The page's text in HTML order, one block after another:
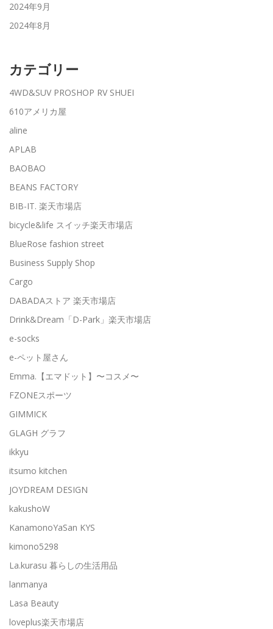
2024年9月
2024年8月
カテゴリー
4WD&SUV PROSHOP RV SHUEI
610アメリカ屋
aline
APLAB
BAOBAO
BEANS FACTORY
BIB-IT. 楽天市場店
bicycle&life スイッチ楽天市場店
BlueRose fashion street
Business Supply Shop
Cargo
DABADAストア 楽天市場店
Drink&Dream「D-Park」楽天市場店
e-socks
e-ペット屋さん
Emma.【エマドット】〜コスメ〜
FZONEスポーツ
GIMMICK
GLAGH グラフ
ikkyu
itsumo kitchen
JOYDREAM DESIGN
kakushoW
KanamonoYaSan KYS
kimono5298
La.kurasu 暮らしの生活用品
lanmanya
Lasa Beauty
loveplus楽天市場店